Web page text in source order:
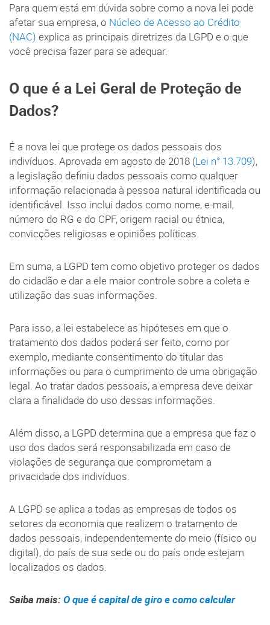
Para quem está em dúvida sobre como a nova lei pode
afetar sua empresa, o Núcleo de Acesso ao Crédito
(NAC) explica as principais diretrizes da LGPD e o que
você precisa fazer para se adequar.
O que é a Lei Geral de Proteção de
Dados?
É a nova lei que protege os dados pessoais dos
indivíduos. Aprovada em agosto de 2018 (Lei n° 13.709),
a legislação definiu dados pessoais como qualquer
informação relacionada à pessoa natural identificada ou
identificável. Isso inclui dados como nome, e-mail,
número do RG e do CPF, origem racial ou étnica,
convicções religiosas e opiniões políticas.
Em suma, a LGPD tem como objetivo proteger os dados
do cidadão e dar a ele maior controle sobre a coleta e
utilização das suas informações.
Para isso, a lei estabelece as hipóteses em que o
tratamento dos dados poderá ser feito, como por
exemplo, mediante consentimento do titular das
informações ou para o cumprimento de uma obrigação
legal. Ao tratar dados pessoais, a empresa deve deixar
clara a finalidade do uso dessas informações.
Além disso, a LGPD determina que a empresa que faz o
uso dos dados será responsabilizada em caso de
violações de segurança que comprometam a
privacidade dos indivíduos.
A LGPD se aplica a todas as empresas de todos os
setores da economia que realizem o tratamento de
dados pessoais, independentemente do meio (físico ou
digital), do país de sua sede ou do país onde estejam
localizados os dados.
Saiba mais: O que é capital de giro e como calcular